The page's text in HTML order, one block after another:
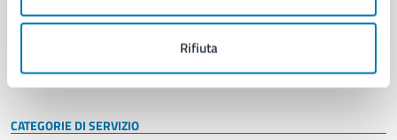
Rifiuta
Personale amministrativo
CATEGORIE DI SERVIZIO